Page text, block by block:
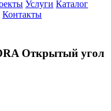
Услуги Каталог
Контакты
Открытый угол